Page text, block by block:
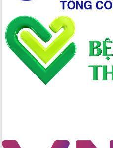
Ứng dụng sinh trắc học - Bước tiến
trong hành trình chuyển đổi số tại Đắk
Lắk
Đắk Lắk nâng cao hiệu quả công tác
Đảng từ Sổ tay đảng viên điện tử
Đắk Lắk đẩy mạnh nuôi biển công
nghệ, hướng tới phát triển thủy sản
Quyền của người tiêu dùng Việt Nam